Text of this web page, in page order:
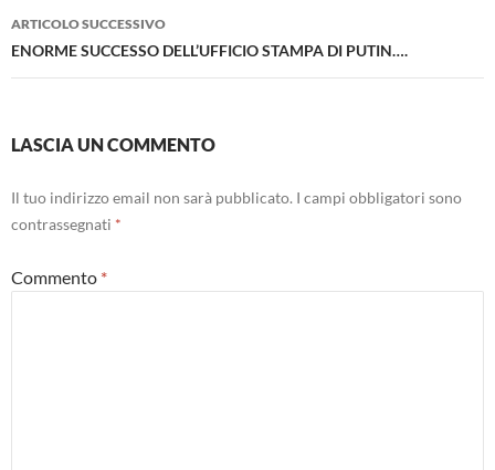
ARTICOLO SUCCESSIVO
ENORME SUCCESSO DELL’UFFICIO STAMPA DI PUTIN….
LASCIA UN COMMENTO
Il tuo indirizzo email non sarà pubblicato. I campi obbligatori sono
contrassegnati *
Commento *